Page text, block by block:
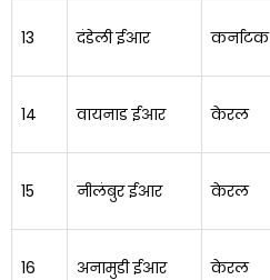
13 दंडेली ईआर कर्नाटक
14 वायनाड ईआर केरल
15 नीलंबुर ईआर केरल
16 अनामुडी ईआर केरल